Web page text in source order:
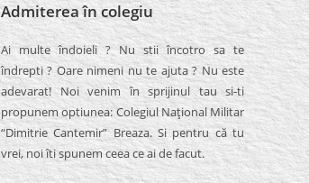
Admiterea în colegiu
Ai multe îndoieli ? Nu stii încotro sa te
îndrepti ? Oare nimeni nu te ajuta ? Nu este
adevarat! Noi venim în sprijinul tau si-ti
propunem optiunea: Colegiul Naţional Militar
“Dimitrie Cantemir” Breaza. Si pentru că tu
vrei, noi îti spunem ceea ce ai de facut.